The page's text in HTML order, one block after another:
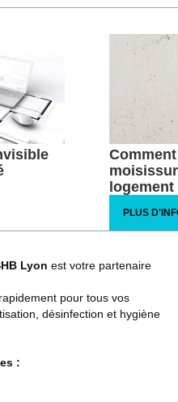
protection efficace
d'air
la qualité de l'air
logement
PLUS
Lyon est votre partenaire
pour tous vos
désinfection et hygiène
: